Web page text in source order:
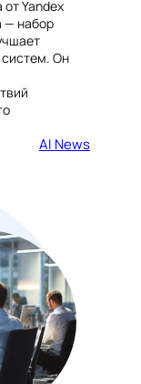
Yandex
— набор
Он
AI News